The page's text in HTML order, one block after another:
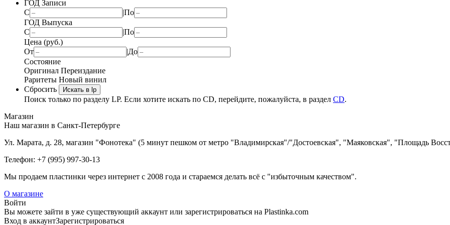
ГОД Записи
С
|По
ГОД Выпуска
С
|По
Цена (руб.)
От
|До
Состояние
Оригинал Переиздание
Раритеты Новый винил
Сбросить
Искать в lp
Поиск только по разделу LP. Если хотите искать по CD, перейдите, пожалуйста, в раздел CD.
Магазин
Наш магазин в Санкт-Петербурге
Ул. Марата, д. 28, магазин "Фонотека" (5 минут пешком от метро "Владимирская"/"Достоевская", "Маяковская", "Площадь
Телефон: +7 (995) 997-30-13
Мы продаем пластинки через интернет c 2008 года и стараемся делать всё с "избыточным качеством".
О магазине
Войти
Вы можете зайти в уже существующий аккаунт или зарегистрироваться на Plastinka.com
Вход в аккаунтЗарегистрироваться